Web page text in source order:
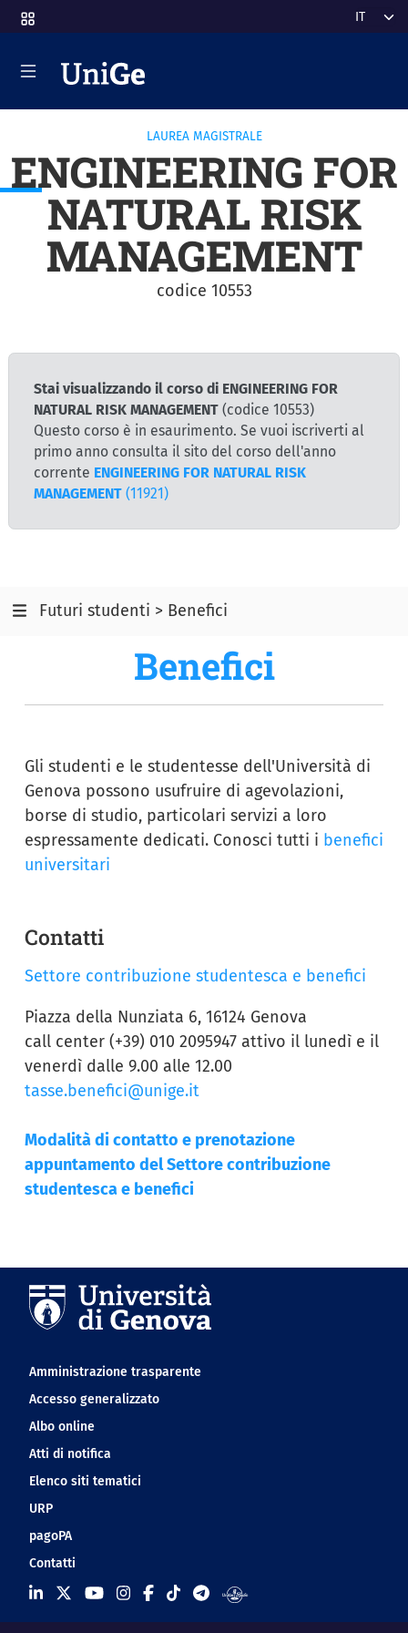
al contenuto principale Select
LAUREA MAGISTRALE
ENGINEERING FOR
NATURAL RISK
MANAGEMENT
codice 10553
Stai visualizzando il corso di ENGINEERING FOR
NATURAL RISK MANAGEMENT (codice 10553)
Questo corso è in esaurimento. Se vuoi iscriverti al
primo anno consulta il sito del corso dell'anno
corrente ENGINEERING FOR NATURAL RISK
MANAGEMENT (11921)
Futuri studenti > Benefici
Benefici
Gli studenti e le studentesse dell'Università di
Genova possono usufruire di agevolazioni,
borse di studio, particolari servizi a loro
espressamente dedicati. Conosci tutti i benefici
universitari
Contatti
Settore contribuzione studentesca e benefici
Piazza della Nunziata 6, 16124 Genova
call center (+39) 010 2095947 attivo il lunedì e il
venerdì dalle 9.00 alle 12.00
tasse.benefici@unige.it
Modalità di contatto e prenotazione
appuntamento del Settore contribuzione
studentesca e benefici
Navigation footer
Amministrazione trasparente
Accesso generalizzato
Albo online
Atti di notifica
Elenco siti tematici
URP
pagoPA
Contatti